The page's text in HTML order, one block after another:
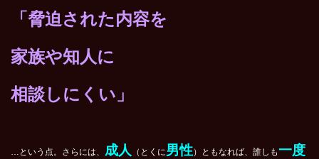
「脅迫された内容を
家族や知人に
相談しにくい」
…という点。さらには、 成人 （とくに男性）ともなれば、誰しも一度